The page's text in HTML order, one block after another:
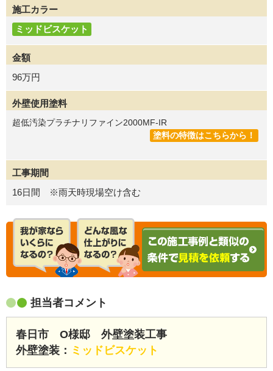
施工カラー
ミッドビスケット
金額
96万円
外壁使用塗料
超低汚染プラチナリファイン2000MF-IR
塗料の特徴はこちらから！
工事期間
16日間 ※雨天時現場空け含む
担当者コメント
春日市 O様邸 外壁塗装工事
外壁塗装： ミッドビスケット